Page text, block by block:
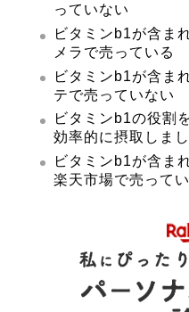
っていない
ビタミンb1が含ま
メラで売っている
ビタミンb1が含ま
テで売っていない
ビタミンb1の役割
効率的に摂取しま
ビタミンb1が含ま
楽天市場で売って